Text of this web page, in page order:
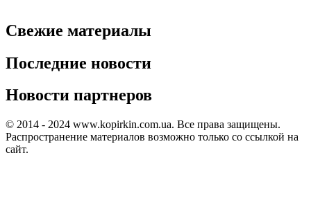
Свежие материалы
Последние новости
Новости партнеров
© 2014 - 2024 www.kopirkin.com.ua. Все права защищены.
Распространение материалов возможно только со ссылкой на
сайт.